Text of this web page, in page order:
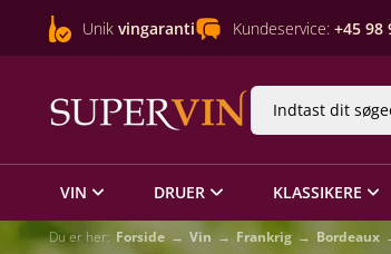
Unik vingaranti Kundeservice: +45 98
VIN DRUER KLASSIKERE
Du er her: Forside Vin Frankrig Bordeaux